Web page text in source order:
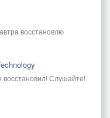
восстановлю
Слушайте!